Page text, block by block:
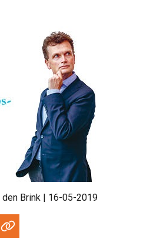
den Brink | 16-05-2019